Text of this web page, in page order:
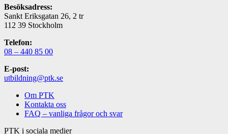
Besöksadress:
Sankt Eriksgatan 26, 2 tr
112 39 Stockholm
Telefon:
08 – 440 85 00
E-post:
utbildning@ptk.se
Om PTK
Kontakta oss
FAQ – vanliga frågor och svar
PTK i sociala medier